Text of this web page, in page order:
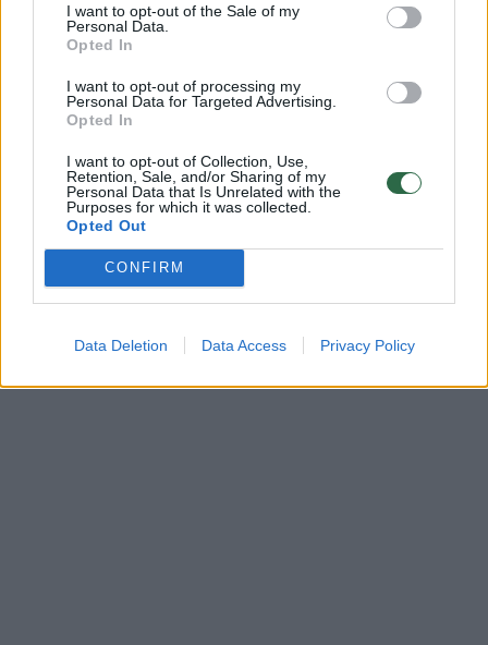
I want to opt-out of the Sale of my
Personal Data.
Opted In
I want to opt-out of processing my
Personal Data for Targeted Advertising.
Opted In
I want to opt-out of Collection, Use,
Retention, Sale, and/or Sharing of my
Personal Data that Is Unrelated with the
Purposes for which it was collected.
Opted Out
CONFIRM
Data Deletion Data Access Privacy Policy